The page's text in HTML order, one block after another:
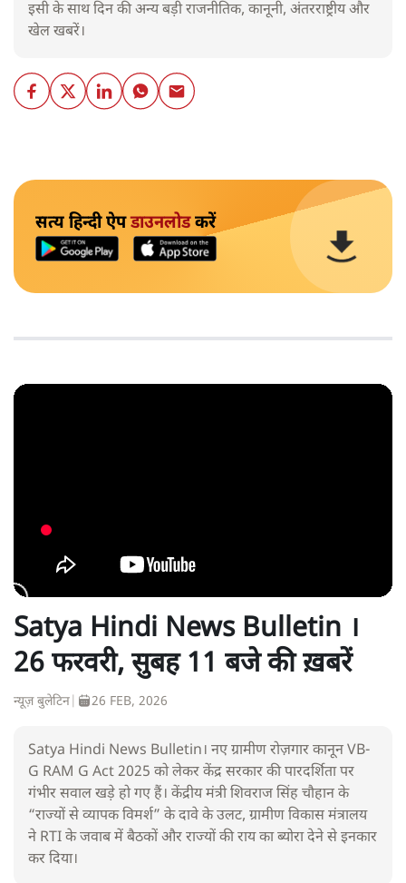
इसी के साथ दिन की अन्य बड़ी राजनीतिक, कानूनी, अंतरराष्ट्रीय और
खेल खबरें।
सत्य हिन्दी ऐपडाउनलोडकरें
Satya Hindi News Bulletin ।
26 फरवरी, सुबह 11 बजे की ख़बरें
न्यूज़ बुलेटिन 26 FEB, 2026
Satya Hindi News Bulletin। नए ग्रामीण रोज़गार कानून VB-
G RAM G Act 2025 को लेकर केंद्र सरकार की पारदर्शिता पर
गंभीर सवाल खड़े हो गए हैं। केंद्रीय मंत्री शिवराज सिंह चौहान के
“राज्यों से व्यापक विमर्श” के दावे के उलट, ग्रामीण विकास मंत्रालय
ने RTI के जवाब में बैठकों और राज्यों की राय का ब्योरा देने से इनकार
कर दिया।